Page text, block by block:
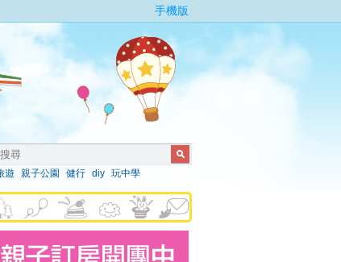
手機版
遊 親子公園 健行 diy 玩中學